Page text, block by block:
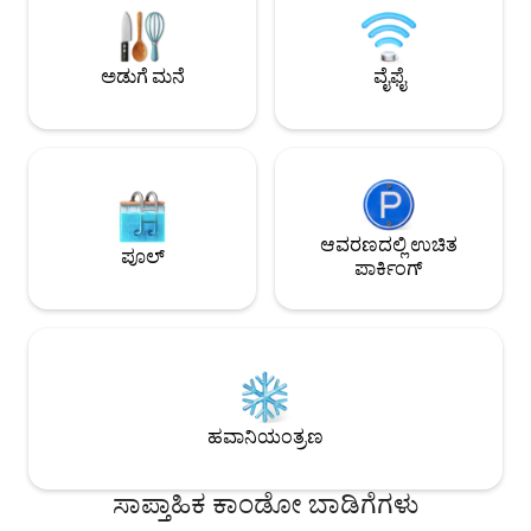
ನೀವು ಕೇವಲ ಕೆಲವೇ ನಿಮಿಷಗಳ ದೂರದಲ್ಲಿದ್ದೀರಿ.
ವಿಶ್ವವಿದ್ಯಾಲಯದ ವೃತ್ತಿಪರರು ಅಥವಾ ಸಂದರ್ಶಕರು,
ವ್ಯವಹಾರ ಪ್ರಯಾಣಿಕರು ಮತ್ತು
ಸ್ಥಳಾಂತರಗೊಳ್ಳುವವರಿಗೆ ಪರಿಪೂರ್ಣ
ಕಾರ್‌ಪಾರ್ಕ್ ಪ್ರತ್ಯೇಕ
ಎಂಬುದನ್ನು
ನಾವು ಆ್ಯಪ್‌ನಲ್ಲಿ
ಪರಿಶೀಲಿಸಿ.
ಅಡುಗೆ ಮನೆ ವೈಫೈ
ಪೂಲ್
ಆವರಣದಲ್ಲಿ ಉಚಿತ
ಪಾರ್ಕಿಂಗ್
ಹವಾನಿಯಂತ್ರಣ
ಸಾಪ್ತಾಹಿಕ ಕಾಂಡೋ ಬಾಡಿಗೆಗಳು